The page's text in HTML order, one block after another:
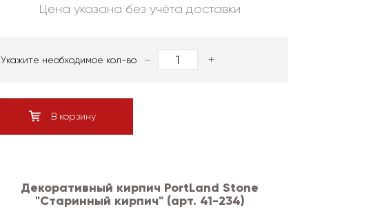
Цена указана без учёта доставки
Укажите необходимое кол-во - +
В корзину
Декоративный кирпич PortLand Stone
"Старинный кирпич" (арт. 41-234)